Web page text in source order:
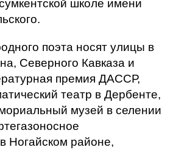
школе имени
поэта носят улицы в
Северного Кавказа и
премия ДАССР,
театр в Дербенте,
музей в селении
Ногайском районе,